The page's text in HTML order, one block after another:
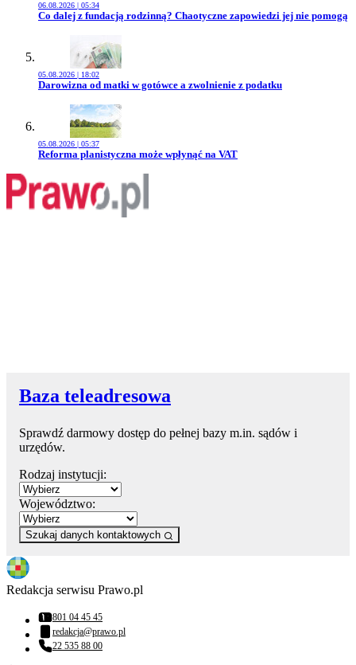
06.08.2026 | 05:34
Przejdź do artykułu:
Co dalej z fundacją rodzinną? Chaotyczne zapowiedzi jej nie pomogą
05.08.2026 | 18:02
Przejdź do artykułu:
Darowizna od matki w gotówce a zwolnienie z podatku
05.08.2026 | 05:37
Przejdź do artykułu:
Reforma planistyczna może wpłynąć na VAT
Baza teleadresowa
Sprawdź darmowy dostęp do pełnej bazy m.in. sądów i
urzędów.
Rodzaj instytucji:
Województwo:
Szukaj danych kontaktowych
Redakcja serwisu Prawo.pl
Numer telefonu:
801 04 45 45
Adres email:
redakcja@prawo.pl
Numer telefonu:
22 535 88 00